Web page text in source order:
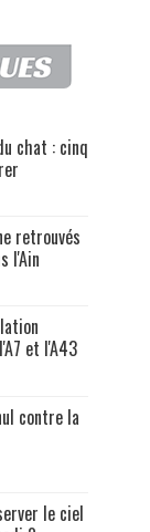
chat : cinq
retrouvés
l'Ain
et l'A43
contre la
le ciel